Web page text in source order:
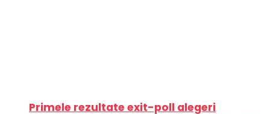
Primele rezultate exit-poll alegeri